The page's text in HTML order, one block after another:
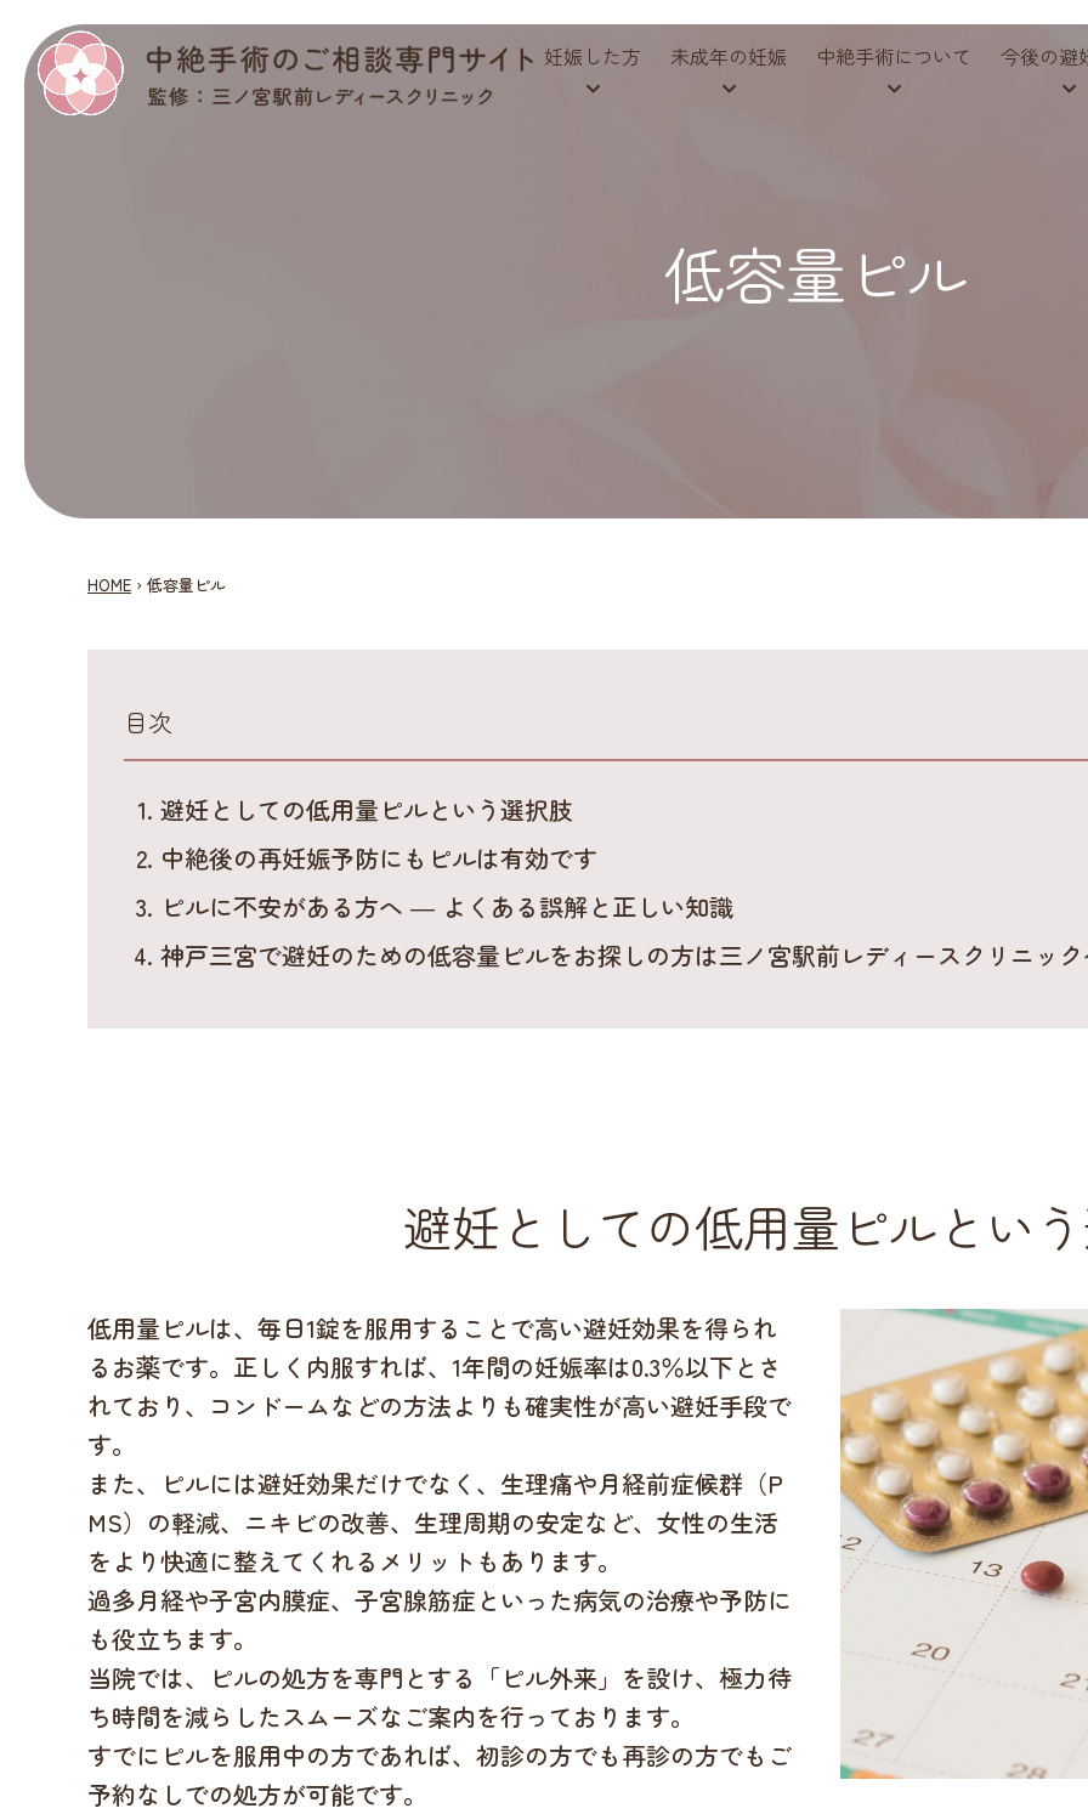
妊娠した方 未成年の妊娠 中絶手術について 今後の避
低容量ピル
HOME › 低容量ピル
目次
避妊としての低用量ピルという選択肢
中絶後の再妊娠予防にもピルは有効です
ピルに不安がある方へ ― よくある誤解と正しい知識
神戸三宮で避妊のための低容量ピルをお探しの方は三ノ宮駅前レディースクリニッ
避妊としての低用量ピルとい
低用量ピルは、毎日1錠を服用することで高い避妊効果を得られ
るお薬です。正しく内服すれば、1年間の妊娠率は0.3％以下とさ
れており、コンドームなどの方法よりも確実性が高い避妊手段で
す。
また、ピルには避妊効果だけでなく、生理痛や月経前症候群（P
MS）の軽減、ニキビの改善、生理周期の安定など、女性の生活
をより快適に整えてくれるメリットもあります。
過多月経や子宮内膜症、子宮腺筋症といった病気の治療や予防に
も役立ちます。
当院では、ピルの処方を専門とする「ピル外来」を設け、極力待
ち時間を減らしたスムーズなご案内を行っております。
すでにピルを服用中の方であれば、初診の方でも再診の方でもご
予約なしでの処方が可能です。